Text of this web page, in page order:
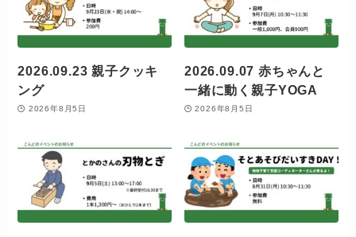
2026.09.23 親子クッキ
ング
2026年8月5日
2026.09.07 赤ちゃんと
一緒に動く親子YOGA
2026年8月5日